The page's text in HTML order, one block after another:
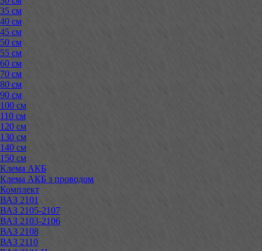
35 см
40 см
45 см
50 см
55 см
60 см
70 см
80 см
90 см
100 см
110 см
120 см
130 см
140 см
150 см
Клема АКБ
Клема АКБ з проводом
Комплект
ВАЗ 2101
ВАЗ 2105-2107
ВАЗ 2103-2106
ВАЗ 2108
ВАЗ 2110